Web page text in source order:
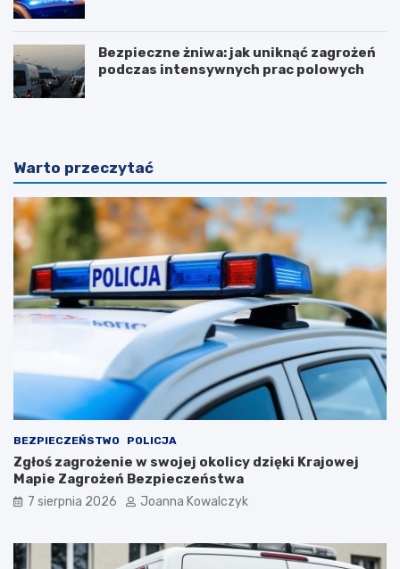
Bezpieczne żniwa: jak uniknąć zagrożeń
podczas intensywnych prac polowych
Warto przeczytać
BEZPIECZEŃSTWO POLICJA
Zgłoś zagrożenie w swojej okolicy dzięki Krajowej
Mapie Zagrożeń Bezpieczeństwa
7 sierpnia 2026 Joanna Kowalczyk